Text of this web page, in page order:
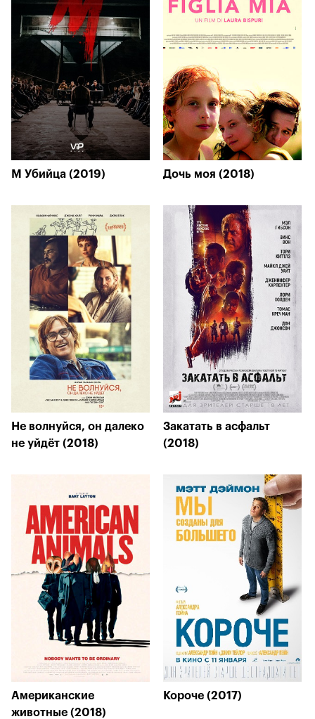
М Убийца (2019) Дочь моя (2018)
Не волнуйся, он далеко
не уйдёт (2018)
Закатать в асфальт
(2018)
Американские
животные (2018)
Короче (2017)